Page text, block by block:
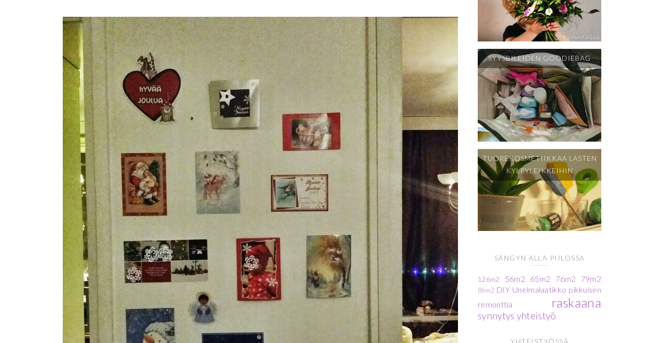
SYYSBILEIDEN GOODIEBAG
TUOREKOSMETIIKKAA LASTEN
KYLPYLEIKKEIHIN
SÄNGYN ALLA PIILOSSA
126m2 56m2 65m2 76m2 79m2
86m2 DIY Unelmalaatikko pikkuisen
remonttia
raskaana
synnytys yhteistyö